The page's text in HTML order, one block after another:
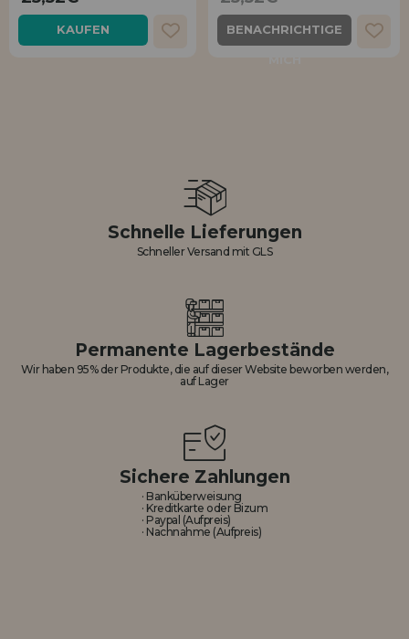
Los gehts! Wir haben auf dich gewartet.
HÄNDLERREGISTRIERUNG
KAUFEN BENACHRICHTIGE
Schnelle Lieferungen
Schneller Versand mit GLS
Permanente Lagerbestände
Wir haben 95% der Produkte, die auf dieser Website beworben werden,
auf Lager
Sichere Zahlungen
· Banküberweisung
· Kreditkarte oder Bizum
· Paypal (Aufpreis)
· Nachnahme (Aufpreis)